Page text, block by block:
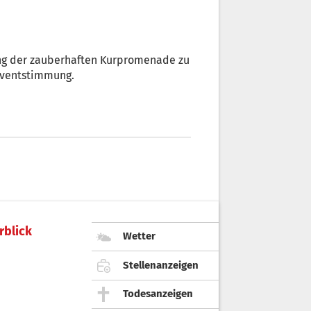
der zauberhaften Kurpromenade zu
Wetter
Stellenanzeigen
Todesanzeigen